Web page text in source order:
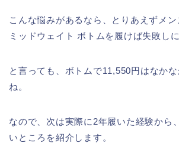
こんな悩みがあるなら、とりあえずメ
ミッドウェイト ボトムを履けば失敗しに
と言っても、ボトムで11,550円はなか
ね。
なので、次は実際に2年履いた経験から
いところを紹介します。